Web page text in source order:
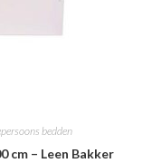
bedden
cm – Leen Bakker